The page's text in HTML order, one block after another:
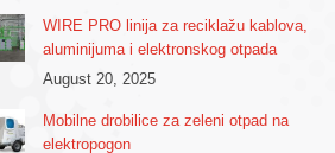
WIRE PRO linija za reciklažu kablova,
aluminijuma i elektronskog otpada
August 20, 2025
Mobilne drobilice za zeleni otpad na
elektropogon